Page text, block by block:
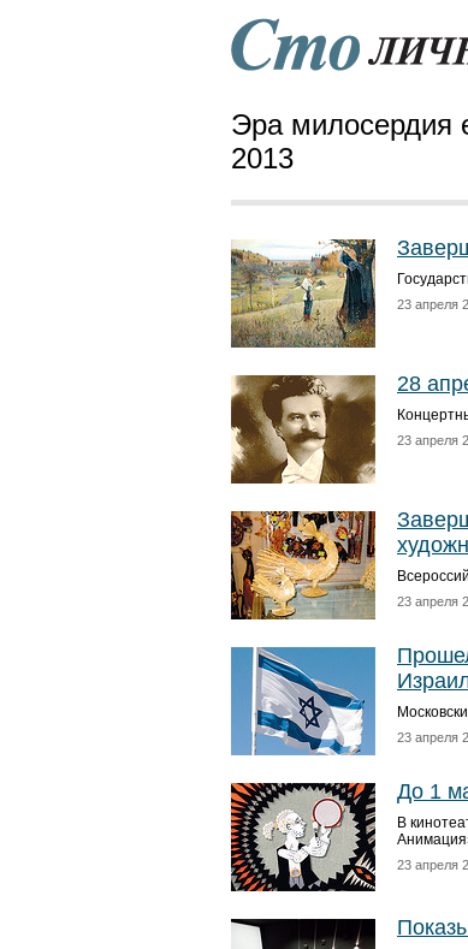
Эра
2013
23 апреля
28
23 апреля
23 апреля
23 апреля
До 1
В
23 апреля